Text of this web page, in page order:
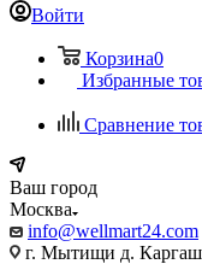
Войти
Корзина0
Избранные
Сравнение
Ваш город
Москва
info@wellmart24.com
г. Мытищи д.